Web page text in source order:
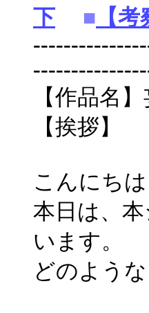
下 ■ 【
【作品名
【挨拶】
こんにち
本日は、
います。
どのよう